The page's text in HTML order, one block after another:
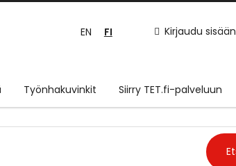
Kirjaudu sisään
EN FI
Työnhakuvinkit Siirry TET.fi-palveluun